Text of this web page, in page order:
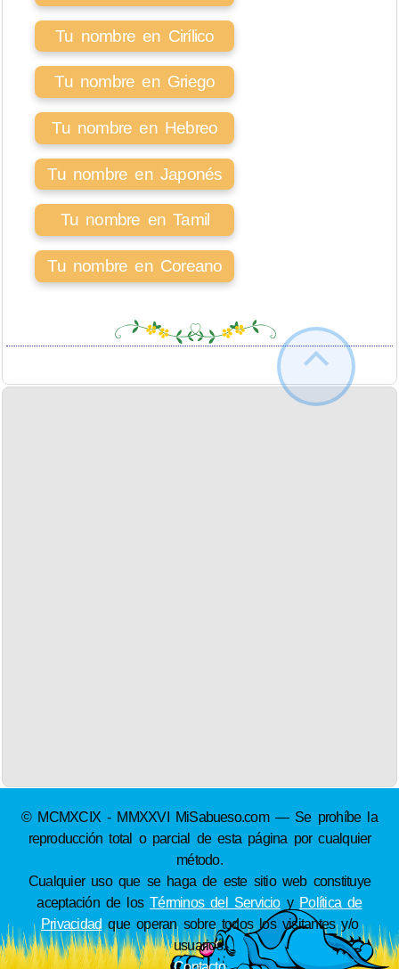
Tu nombre en Cirílico
Tu nombre en Griego
Tu nombre en Hebreo
Tu nombre en Japonés
Tu nombre en Tamil
Tu nombre en Coreano
© MCMXCIX - MMXXVI MiSabueso.com — Se prohíbe la
reproducción total o parcial de esta página por cualquier
método.
Cualquier uso que se haga de este sitio web constituye
aceptación de losTérminos del Servicioy Política de
Privacidad que operan sobre todos los visitantes y/o
usuarios.